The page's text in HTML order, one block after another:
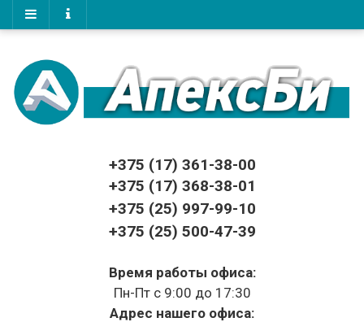
+375 (17) 361-38-00
+375 (17) 368-38-01
+375 (25) 997-99-10
+375 (25) 500-47-39
Время работы офиса:
Пн-Пт с 9:00 до 17:30
Адрес нашего офиса: